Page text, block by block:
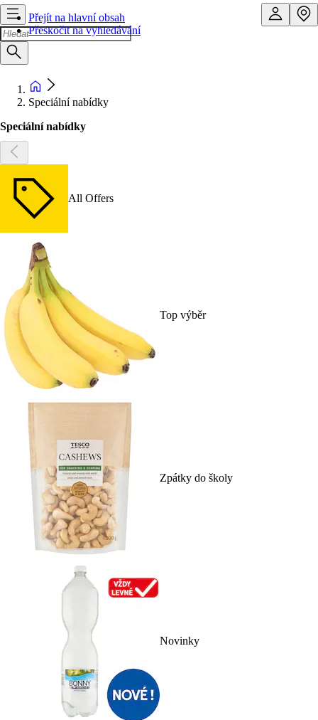
Přejít na hlavní obsah
Přeskočit na vyhledávání
Speciální nabídky
Speciální nabídky
All Offers
Top výběr
Zpátky do školy
Novinky